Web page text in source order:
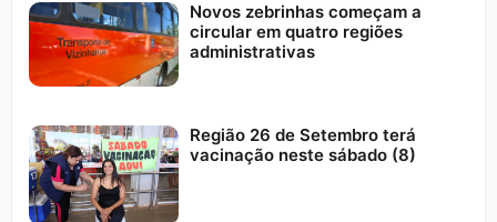
Novos zebrinhas começam a
circular em quatro regiões
administrativas
Região 26 de Setembro terá
vacinação neste sábado (8)